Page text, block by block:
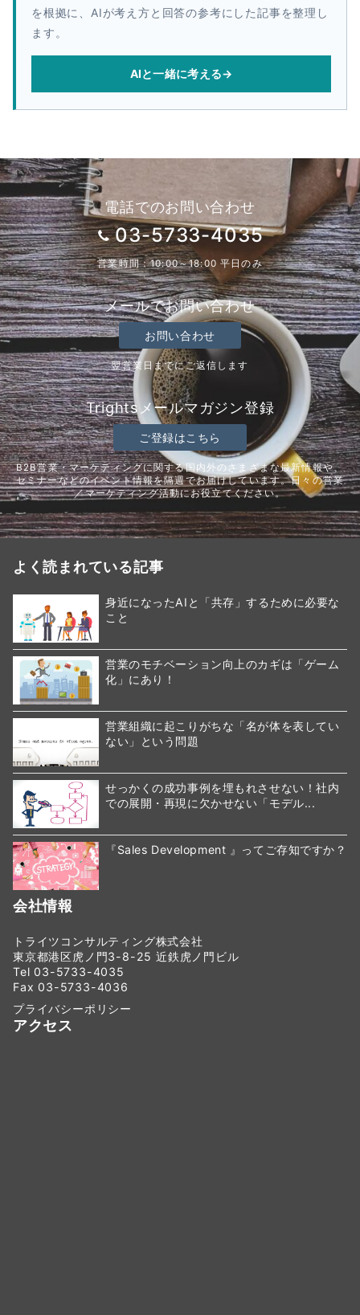
を根拠に、AIが考え方と回答の参考にした記事を整理し
ます。
AIと一緒に考える→
電話でのお問い合わせ
03-5733-4035
営業時間：10:00～18:00 平日のみ
メールでお問い合わせ
お問い合わせ
翌営業日までにご返信します
Trightsメールマガジン登録
ご登録はこちら
B2B営業・マーケティングに関する国内外のさまざまな最新情報や、
セミナーなどのイベント情報を隔週でお届けしています。日々の営業
／マーケティング活動にお役立てください。
よく読まれている記事
身近になったAIと「共存」するために必要な
こと
営業のモチベーション向上のカギは「ゲーム
化」にあり！
営業組織に起こりがちな「名が体を表してい
ない」という問題
せっかくの成功事例を埋もれさせない！社内
での展開・再現に欠かせない「モデル...
『Sales Development 』ってご存知ですか？
会社情報
トライツコンサルティング株式会社
東京都港区虎ノ門3-8-25 近鉄虎ノ門ビル
Tel 03-5733-4035
Fax 03-5733-4036
プライバシーポリシー
アクセス